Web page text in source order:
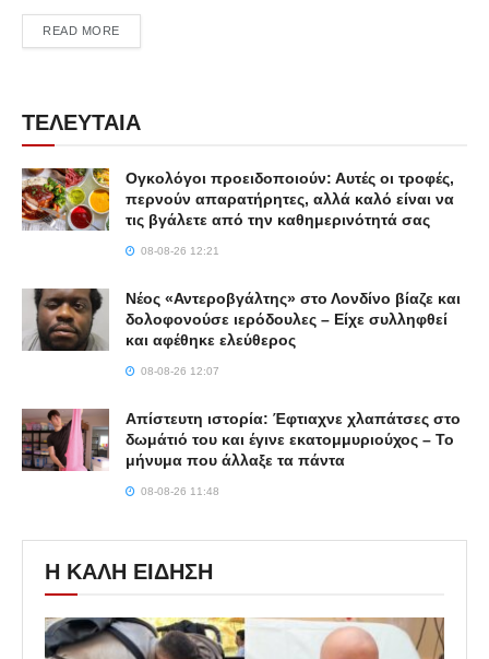
READ MOREDETAILS
ΤΕΛΕΥΤΑΙΑ
Ογκολόγοι προειδοποιούν: Αυτές οι τροφές,
περνούν απαρατήρητες, αλλά καλό είναι να
τις βγάλετε από την καθημερινότητά σας
08-08-26 12:21
Νέος «Αντεροβγάλτης» στο Λονδίνο βίαζε και
δολοφονούσε ιερόδουλες – Είχε συλληφθεί
και αφέθηκε ελεύθερος
08-08-26 12:07
Απίστευτη ιστορία: Έφτιαχνε χλαπάτσες στο
δωμάτιό του και έγινε εκατομμυριούχος – Το
μήνυμα που άλλαξε τα πάντα
08-08-26 11:48
Η ΚΑΛΗ ΕΙΔΗΣΗ